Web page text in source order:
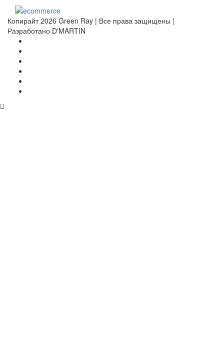
Копирайт 2026 Green Ray | Все права защищены |
Разработано D'MARTIN